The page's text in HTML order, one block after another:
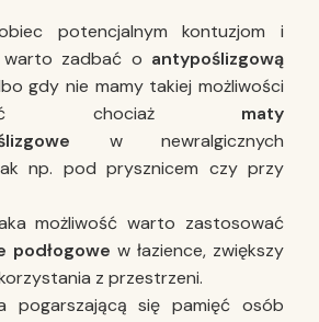
potencjalnym kontuzjom i
warto zadbać o antypoślizgową
gdy nie mamy takiej możliwości
chociaż maty
w newralgicznych
np. pod prysznicem czy przy
możliwość warto zastosować
podłogowe w łazience, zwiększy
z przestrzeni.
pogarszającą się pamięć osób